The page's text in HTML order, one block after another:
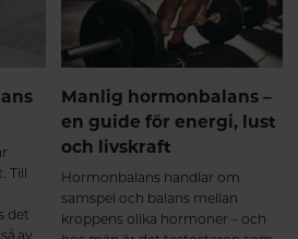
Till
det
av
Manlig hormonbalans –
en guide för energi, lust
och livskraft
Hormonbalans handlar om
samspel och balans mellan
kroppens olika hormoner – och